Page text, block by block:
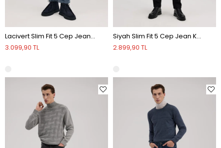
Lacivert Slim Fit 5 Cep Jean Kot Pantolon
3.099,90 TL
Siyah Slim Fit 5 Cep Jean Kot Pantolon
2.899,90 TL